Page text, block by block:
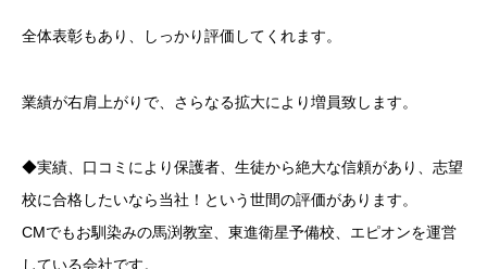
全体表彰もあり、しっかり評価してくれます。
業績が右肩上がりで、さらなる拡大により増員致します。
◆実績、口コミにより保護者、生徒から絶大な信頼があり、志望
校に合格したいなら当社！という世間の評価があります。
CMでもお馴染みの馬渕教室、東進衛星予備校、エピオンを運営
している会社です。